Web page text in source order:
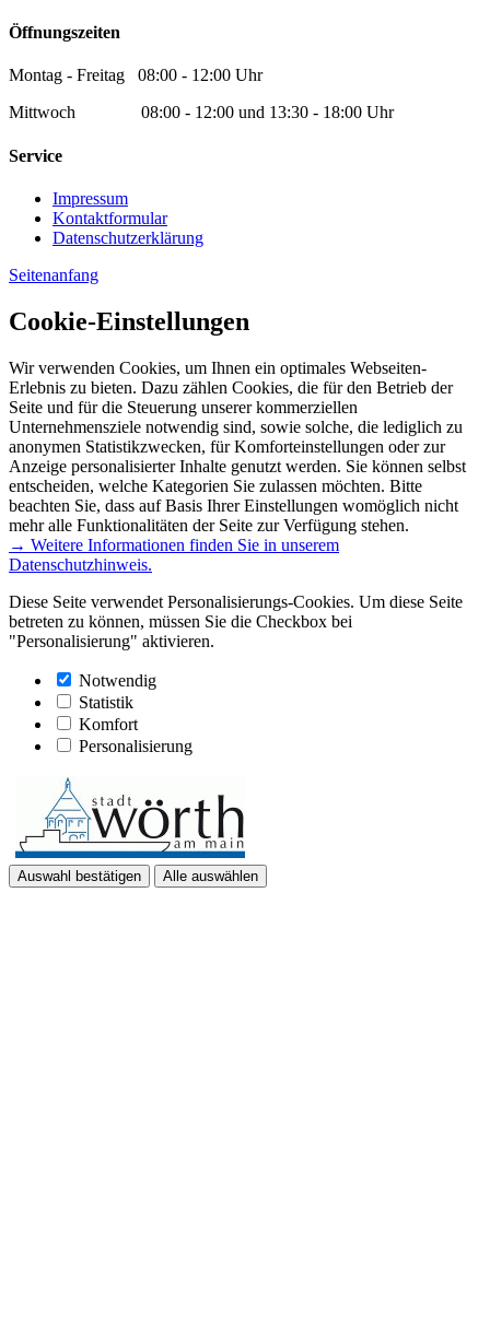
Öffnungszeiten
Montag - Freitag 08:00 - 12:00 Uhr
Mittwoch 08:00 - 12:00 und 13:30 - 18:00 Uhr
Service
Impressum
Kontaktformular
Datenschutzerklärung
Seitenanfang
Cookie-Einstellungen
Wir verwenden Cookies, um Ihnen ein optimales Webseiten-
Erlebnis zu bieten. Dazu zählen Cookies, die für den Betrieb der
Seite und für die Steuerung unserer kommerziellen
Unternehmensziele notwendig sind, sowie solche, die lediglich zu
anonymen Statistikzwecken, für Komforteinstellungen oder zur
Anzeige personalisierter Inhalte genutzt werden. Sie können selbst
entscheiden, welche Kategorien Sie zulassen möchten. Bitte
beachten Sie, dass auf Basis Ihrer Einstellungen womöglich nicht
mehr alle Funktionalitäten der Seite zur Verfügung stehen.
→ Weitere Informationen finden Sie in unserem
Datenschutzhinweis.
Diese Seite verwendet Personalisierungs-Cookies. Um diese Seite
betreten zu können, müssen Sie die Checkbox bei
"Personalisierung" aktivieren.
Notwendig
Statistik
Komfort
Personalisierung
Auswahl bestätigen Alle auswählen